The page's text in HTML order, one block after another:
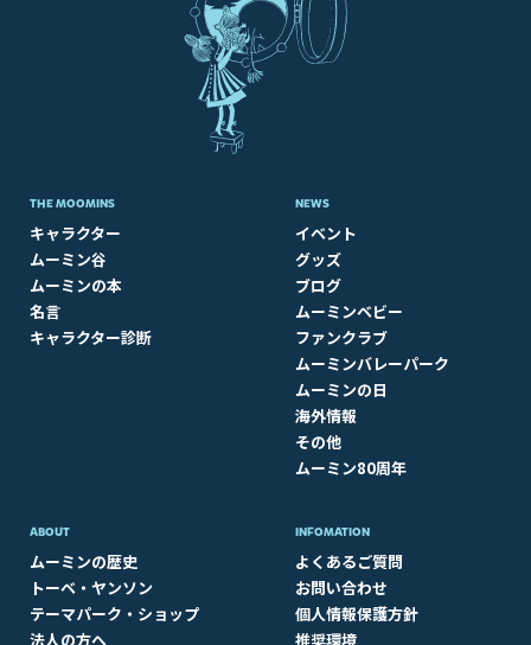
THE MOOMINS
キャラクター
ムーミン谷
ムーミンの本
名言
キャラクター診断
NEWS
イベント
グッズ
ブログ
ムーミンベビー
ファンクラブ
ムーミンバレーパーク
ムーミンの日
海外情報
その他
ムーミン80周年
ABOUT​
ムーミンの歴史
トーベ・ヤンソン
テーマパーク・ショップ
法人の方へ
INFOMATION
よくあるご質問
お問い合わせ
個人情報保護方針
推奨環境